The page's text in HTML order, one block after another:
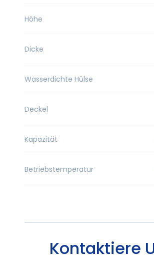
Höhe
Dicke
Wasserdichte Hülse
Deckel
Kapazität
Betriebstemperatur
Kontaktiere